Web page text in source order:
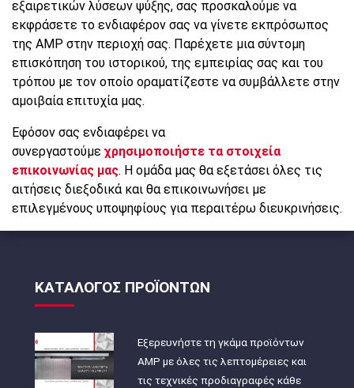
εξαιρετικών λύσεων ψύξης, σας προσκαλούμε να
εκφράσετε το ενδιαφέρον σας να γίνετε εκπρόσωπος
της AMP στην περιοχή σας. Παρέχετε μια σύντομη
επισκόπηση του ιστορικού, της εμπειρίας σας και του
τρόπου με τον οποίο οραματίζεστε να συμβάλλετε στην
αμοιβαία επιτυχία μας.
Εφόσον σας ενδιαφέρει να
συνεργαστούμε χρησιμοποιήστε τα στοιχεία
επικοινωνίας μας. Η ομάδα μας θα εξετάσει όλες τις
αιτήσεις διεξοδικά και θα επικοινωνήσει με
επιλεγμένους υποψηφίους για περαιτέρω διευκρινήσεις.
ΚΑΤΑΛΟΓΟΣ ΠΡΟΪΟΝΤΩΝ
Εξερευνήστε τη γκάμα προϊόντων
AMP με όλες τις λεπτομέρειες και
τις τεχνικές προδιαγραφές κάθε